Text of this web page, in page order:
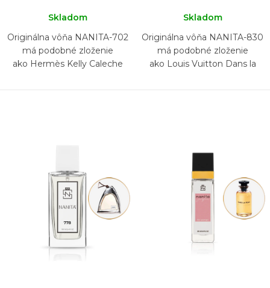
Skladom
Originálna vôňa NANITA-702
má podobné zloženie
ako Hermès Kelly Caleche
Skladom
Originálna vôňa NANITA-830
má podobné zloženie
ako Louis Vuitton Dans la